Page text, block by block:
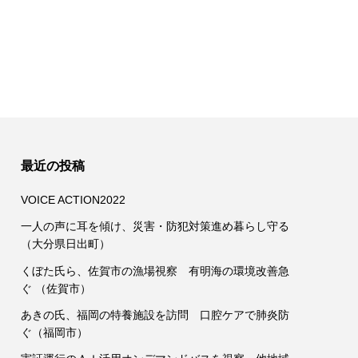
最近の投稿
VOICE ACTION2022
一人の声に耳を傾け、災害・防犯対策進め暮らし守る
（大分県日出町）
くぼた氏ら、佐賀市の漁場視察 有明海の環境改善急
ぐ （佐賀市）
あきの氏、福岡の特養施設を訪問 口腔ケアで肺炎防
ぐ（福岡市）